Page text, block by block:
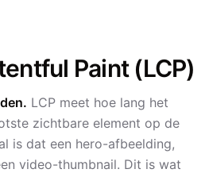
Paint (LCP)
LCP meet hoe lang het
zichtbare element op de
is dat een hero-afbeelding,
video-thumbnail. Dit is wat